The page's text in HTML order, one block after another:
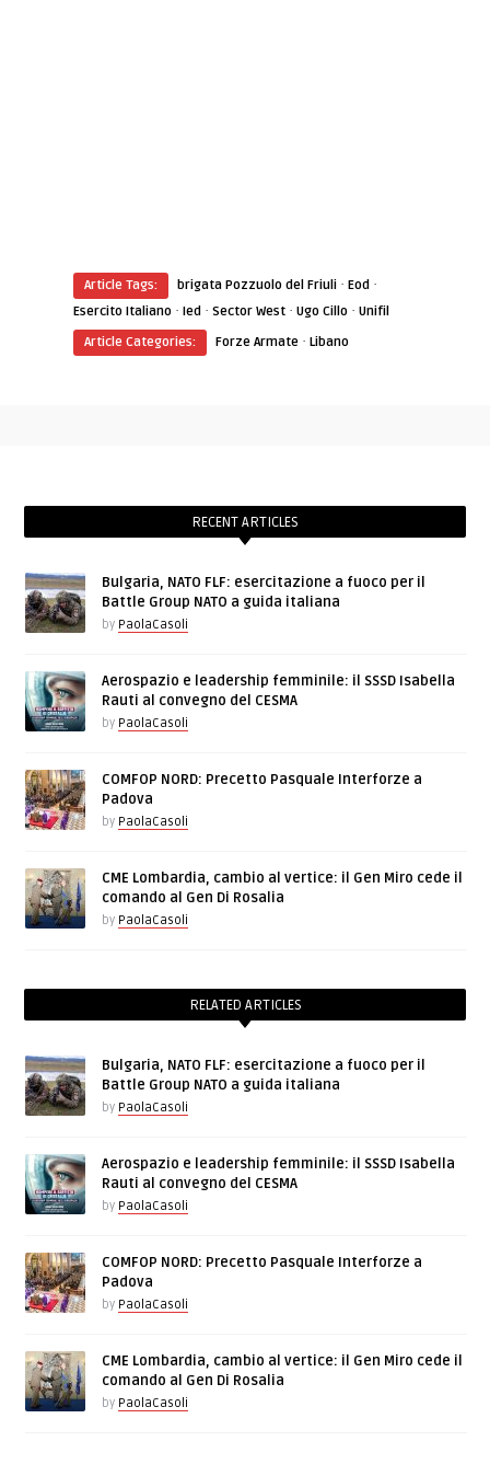
Article Tags: brigata Pozzuolo del Friuli ·Eod ·
Esercito Italiano ·Ied ·Sector West ·Ugo Cillo ·Unifil
Article Categories:
Forze Armate ·Libano
RECENT ARTICLES
Bulgaria, NATO FLF: esercitazione a fuoco per il
Battle Group NATO a guida italiana
by PaolaCasoli
Aerospazio e leadership femminile: il SSSD Isabella
Rauti al convegno del CESMA
by PaolaCasoli
COMFOP NORD: Precetto Pasquale Interforze a
Padova
by PaolaCasoli
CME Lombardia, cambio al vertice: il Gen Miro cede il
comando al Gen Di Rosalia
by PaolaCasoli
RELATED ARTICLES
Bulgaria, NATO FLF: esercitazione a fuoco per il
Battle Group NATO a guida italiana
by PaolaCasoli
Aerospazio e leadership femminile: il SSSD Isabella
Rauti al convegno del CESMA
by PaolaCasoli
COMFOP NORD: Precetto Pasquale Interforze a
Padova
by PaolaCasoli
CME Lombardia, cambio al vertice: il Gen Miro cede il
comando al Gen Di Rosalia
by PaolaCasoli